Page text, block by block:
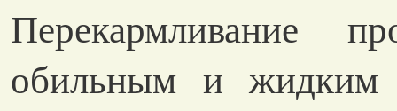
Перекармливание
обильным и жидким